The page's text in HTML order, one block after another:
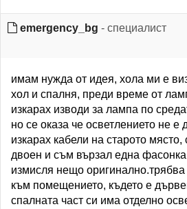
emergency_bg - специалист
имам нужда от идея, хола ми е
хол и спалня, преди време от
изкарах изводи за лампа по
но се оказа че осветлението не е
изкарах кабели на старото
двоен и съм вързал една
измисля нещо
към помещението, където е
спалната част си има отделно